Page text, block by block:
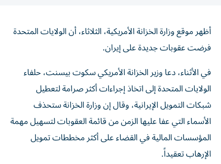
⁠أظهر ‌موقع ‌وزارة ‌الخزانة الأمريكية، الثلاثاء، أن ​الولايات ‌المتحدة
⁠فرضت ​عقوبات ‌جديدة على ‌إيران.
في الأثناء، دعا وزير الخزانة الأمريكي سكوت بيسنت، حلفاء
الولايات المتحدة إلى اتخاذ إجراءات أكثر صرامة لتعطيل
شبكات التمويل الإيرانية، وقال إن وزارة ‌الخزانة ستحذف
الأسماء التي عفا عليها الزمن من قائمة العقوبات لتسهيل مهمة
المؤسسات ​المالية في القضاء ⁠على أكثر مخططات تمويل
الإرهاب تعقيداً.